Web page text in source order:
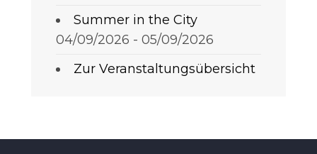
Summer in the City
04/09/2026 - 05/09/2026
Zur Veranstaltungsübersicht